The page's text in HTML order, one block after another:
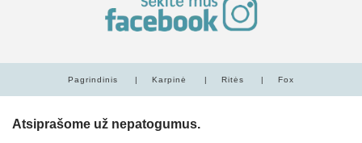
Pagrindinis Karpinė Ritės Fox
Atsiprašome už nepatogumus.